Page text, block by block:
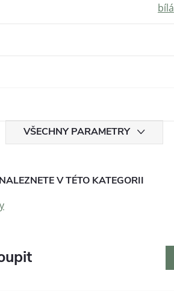
bílá
VŠECHNY PARAMETRY
V TÉTO KATEGORII